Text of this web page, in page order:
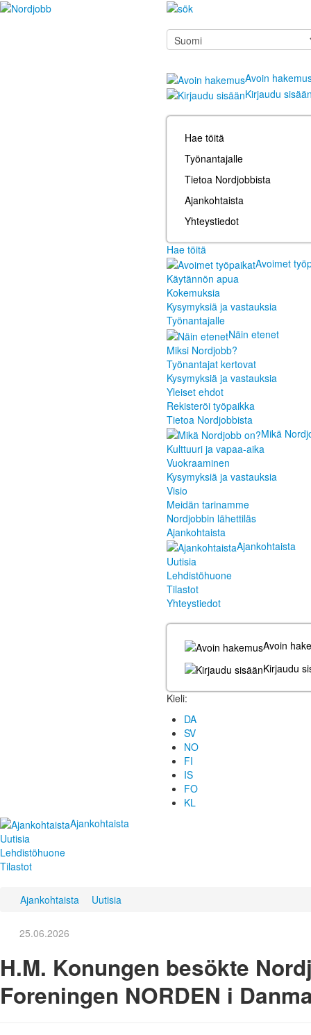
Avoin
Kirjaudu
Hae töitä
Työnantajalle
Tietoa Nordjobbista
Ajankohtaista
Yhteystiedot
Hae töitä
Avoimet
Käytännön apua
Kokemuksia
Kysymyksiä ja vastauksia
Työnantajalle
Näin etenet
Miksi Nordjobb?
Työnantajat kertovat
Kysymyksiä ja vastauksia
Yleiset ehdot
Rekisteröi työpaikka
Tietoa Nordjobbista
Mikä
Kulttuuri ja vapaa-aika
Vuokraaminen
Kysymyksiä ja vastauksia
Visio
Meidän tarinamme
Nordjobbin lähettiläs
Ajankohtaista
Ajankohtaista
Uutisia
Lehdistöhuone
Tilastot
Yhteystiedot
Avoin
Kirjaudu
Kieli:
DA
SV
NO
FI
IS
FO
KL
Ajankohtaista
Uutisia
Lehdistöhuone
Tilastot
Ajankohtaista Uutisia
25.06.2026
H.M. Konungen besökte
Foreningen NORDEN i